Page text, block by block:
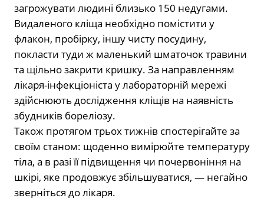
загрожувати людині близько 150 недугами.
Видаленого кліща необхідно помістити у
флакон, пробірку, іншу чисту посудину,
покласти туди ж маленький шматочок травини
та щільно закрити кришку. За направленням
лікаря-інфекціоніста у лабораторній мережі
здійснюють дослідження кліщів на наявність
збудників бореліозу.
Також протягом трьох тижнів спостерігайте за
своїм станом: щоденно вимірюйте температуру
тіла, а в разі її підвищення чи почервоніння на
шкірі, яке продовжує збільшуватися, — негайно
зверніться до лікаря.